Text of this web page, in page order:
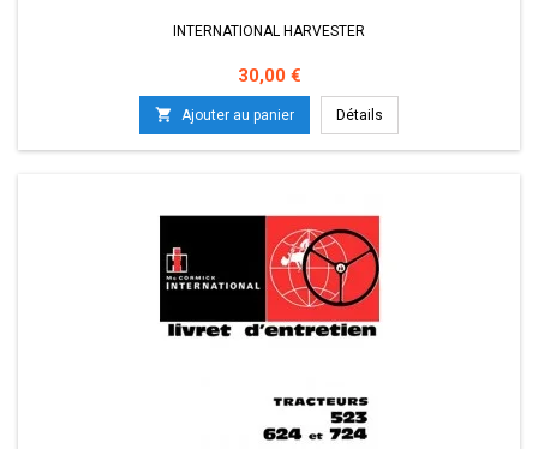
INTERNATIONAL HARVESTER
Prix
30,00 €
 Ajouter au panier Détails